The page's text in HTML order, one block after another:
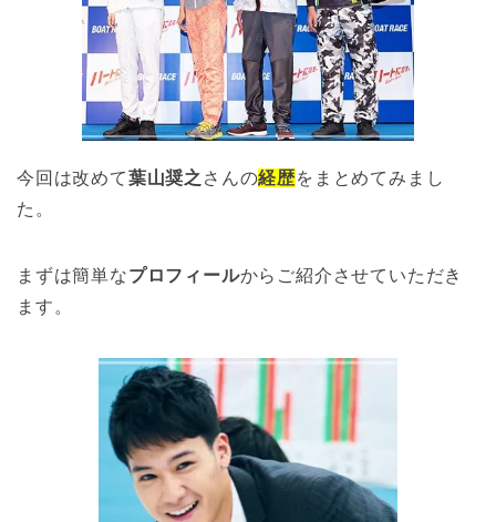
今回は改めて葉山奨之 さんの経歴をまとめてみまし
た。
まずは簡単なプロフィールからご紹介させていただき
ます。